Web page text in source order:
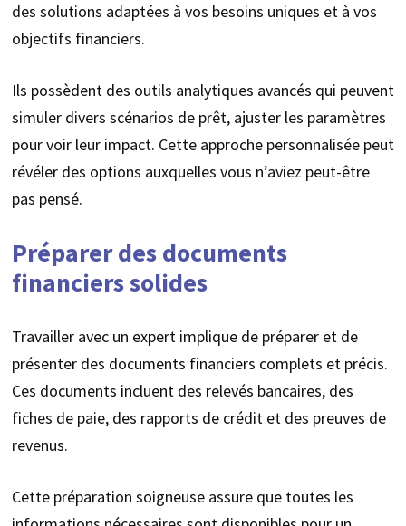
des solutions adaptées à vos besoins uniques et à vos
objectifs financiers.
Ils possèdent des outils analytiques avancés qui peuvent
simuler divers scénarios de prêt, ajuster les paramètres
pour voir leur impact. Cette approche personnalisée peut
révéler des options auxquelles vous n’aviez peut-être
pas pensé.
Préparer des documents
financiers solides
Travailler avec un expert implique de préparer et de
présenter des documents financiers complets et précis.
Ces documents incluent des relevés bancaires, des
fiches de paie, des rapports de crédit et des preuves de
revenus.
Cette préparation soigneuse assure que toutes les